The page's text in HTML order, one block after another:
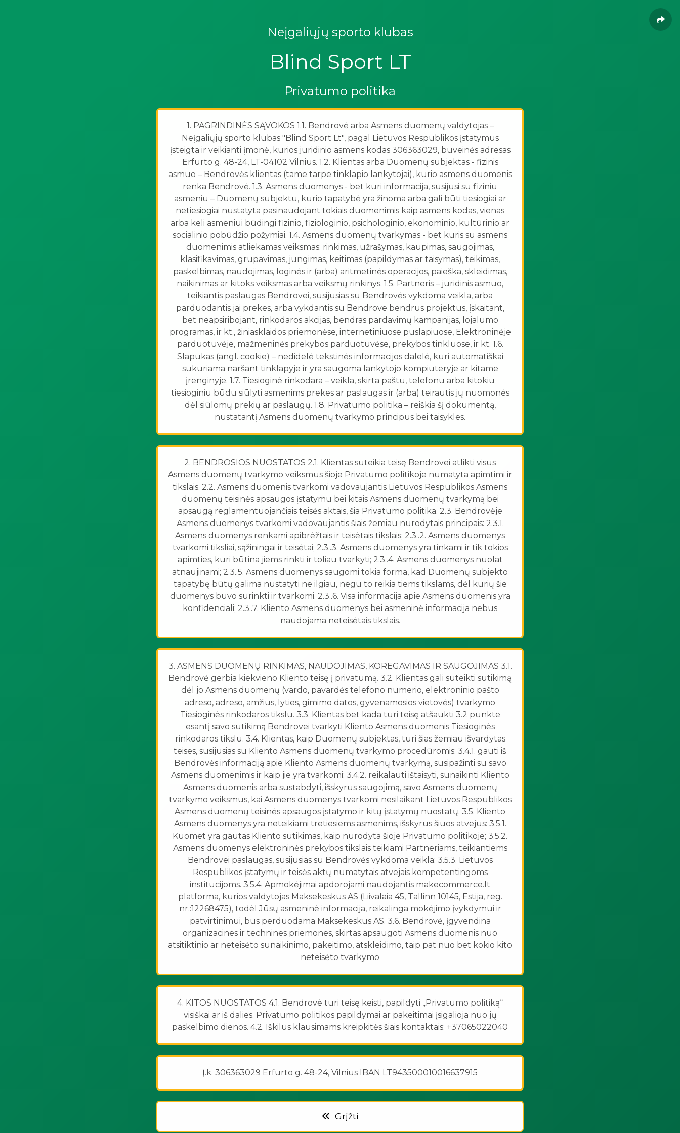
Neįgaliųjų sporto klubas
Blind Sport LT
Privatumo politika
1. PAGRINDINĖS SĄVOKOS 1.1. Bendrovė arba Asmens duomenų valdytojas –
Neįgaliųjų sporto klubas "Blind Sport Lt", pagal Lietuvos Respublikos įstatymus
įsteigta ir veikianti įmonė, kurios juridinio asmens kodas 306363029, buveinės adresas
Erfurto g. 48-24, LT-04102 Vilnius. 1.2. Klientas arba Duomenų subjektas - fizinis
asmuo – Bendrovės klientas (tame tarpe tinklapio lankytojai), kurio asmens duomenis
renka Bendrovė. 1.3. Asmens duomenys - bet kuri informacija, susijusi su fiziniu
asmeniu – Duomenų subjektu, kurio tapatybė yra žinoma arba gali būti tiesiogiai ar
netiesiogiai nustatyta pasinaudojant tokiais duomenimis kaip asmens kodas, vienas
arba keli asmeniui būdingi fizinio, fiziologinio, psichologinio, ekonominio, kultūrinio ar
socialinio pobūdžio požymiai. 1.4. Asmens duomenų tvarkymas - bet kuris su asmens
duomenimis atliekamas veiksmas: rinkimas, užrašymas, kaupimas, saugojimas,
klasifikavimas, grupavimas, jungimas, keitimas (papildymas ar taisymas), teikimas,
paskelbimas, naudojimas, loginės ir (arba) aritmetinės operacijos, paieška, skleidimas,
naikinimas ar kitoks veiksmas arba veiksmų rinkinys. 1.5. Partneris – juridinis asmuo,
teikiantis paslaugas Bendrovei, susijusias su Bendrovės vykdoma veikla, arba
parduodantis jai prekes, arba vykdantis su Bendrove bendrus projektus, įskaitant,
bet neapsiribojant, rinkodaros akcijas, bendras pardavimų kampanijas, lojalumo
programas, ir kt., žiniasklaidos priemonėse, internetiniuose puslapiuose, Elektroninėje
parduotuvėje, mažmeninės prekybos parduotuvėse, prekybos tinkluose, ir kt. 1.6.
Slapukas (angl. cookie) – nedidelė tekstinės informacijos dalelė, kuri automatiškai
sukuriama naršant tinklapyje ir yra saugoma lankytojo kompiuteryje ar kitame
įrenginyje. 1.7. Tiesioginė rinkodara – veikla, skirta paštu, telefonu arba kitokiu
tiesioginiu būdu siūlyti asmenims prekes ar paslaugas ir (arba) teirautis jų nuomonės
dėl siūlomų prekių ar paslaugų. 1.8. Privatumo politika – reiškia šį dokumentą,
nustatantį Asmens duomenų tvarkymo principus bei taisykles.
2. BENDROSIOS NUOSTATOS 2.1. Klientas suteikia teisę Bendrovei atlikti visus
Asmens duomenų tvarkymo veiksmus šioje Privatumo politikoje numatyta apimtimi ir
tikslais. 2.2. Asmens duomenis tvarkomi vadovaujantis Lietuvos Respublikos Asmens
duomenų teisinės apsaugos įstatymu bei kitais Asmens duomenų tvarkymą bei
apsaugą reglamentuojančiais teisės aktais, šia Privatumo politika. 2.3. Bendrovėje
Asmens duomenys tvarkomi vadovaujantis šiais žemiau nurodytais principais: 2.3.1.
Asmens duomenys renkami apibrėžtais ir teisėtais tikslais; 2.3..2. Asmens duomenys
tvarkomi tiksliai, sąžiningai ir teisėtai; 2.3..3. Asmens duomenys yra tinkami ir tik tokios
apimties, kuri būtina jiems rinkti ir toliau tvarkyti; 2.3..4. Asmens duomenys nuolat
atnaujinami; 2.3..5. Asmens duomenys saugomi tokia forma, kad Duomenų subjekto
tapatybę būtų galima nustatyti ne ilgiau, negu to reikia tiems tikslams, dėl kurių šie
duomenys buvo surinkti ir tvarkomi. 2.3..6. Visa informacija apie Asmens duomenis yra
konfidenciali; 2.3..7. Kliento Asmens duomenys bei asmeninė informacija nebus
naudojama neteisėtais tikslais.
3. ASMENS DUOMENŲ RINKIMAS, NAUDOJIMAS, KOREGAVIMAS IR SAUGOJIMAS 3.1.
Bendrovė gerbia kiekvieno Kliento teisę į privatumą. 3.2. Klientas gali suteikti sutikimą
dėl jo Asmens duomenų (vardo, pavardės telefono numerio, elektroninio pašto
adreso, adreso, amžius, lyties, gimimo datos, gyvenamosios vietovės) tvarkymo
Tiesioginės rinkodaros tikslu. 3.3. Klientas bet kada turi teisę atšaukti 3.2 punkte
esantį savo sutikimą Bendrovei tvarkyti Kliento Asmens duomenis Tiesioginės
rinkodaros tikslu. 3.4. Klientas, kaip Duomenų subjektas, turi šias žemiau išvardytas
teises, susijusias su Kliento Asmens duomenų tvarkymo procedūromis: 3.4.1. gauti iš
Bendrovės informaciją apie Kliento Asmens duomenų tvarkymą, susipažinti su savo
Asmens duomenimis ir kaip jie yra tvarkomi; 3.4.2. reikalauti ištaisyti, sunaikinti Kliento
Asmens duomenis arba sustabdyti, išskyrus saugojimą, savo Asmens duomenų
tvarkymo veiksmus, kai Asmens duomenys tvarkomi nesilaikant Lietuvos Respublikos
Asmens duomenų teisinės apsaugos įstatymo ir kitų įstatymų nuostatų. 3.5. Kliento
Asmens duomenys yra neteikiami tretiesiems asmenims, išskyrus šiuos atvejus: 3.5.1.
Kuomet yra gautas Kliento sutikimas, kaip nurodyta šioje Privatumo politikoje; 3.5.2.
Asmens duomenys elektroninės prekybos tikslais teikiami Partneriams, teikiantiems
Bendrovei paslaugas, susijusias su Bendrovės vykdoma veikla; 3.5.3. Lietuvos
Respublikos įstatymų ir teisės aktų numatytais atvejais kompetentingoms
institucijoms. 3.5.4. Apmokėjimai apdorojami naudojantis makecommerce.lt
platforma, kurios valdytojas Maksekeskus AS (Liivalaia 45, Tallinn 10145, Estija, reg.
nr.:12268475), todėl Jūsų asmeninė informacija, reikalinga mokėjimo įvykdymui ir
patvirtinimui, bus perduodama Maksekeskus AS. 3.6. Bendrovė, įgyvendina
organizacines ir technines priemones, skirtas apsaugoti Asmens duomenis nuo
atsitiktinio ar neteisėto sunaikinimo, pakeitimo, atskleidimo, taip pat nuo bet kokio kito
neteisėto tvarkymo
4. KITOS NUOSTATOS 4.1. Bendrovė turi teisę keisti, papildyti „Privatumo politiką“
visiškai ar iš dalies. Privatumo politikos papildymai ar pakeitimai įsigalioja nuo jų
paskelbimo dienos. 4.2. Iškilus klausimams kreipkitės šiais kontaktais: +37065022040
Į.k. 306363029 Erfurto g. 48-24, Vilnius IBAN LT943500010016637915
Grįžti